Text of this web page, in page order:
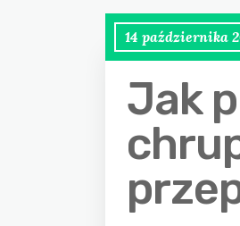
14 października
Jak